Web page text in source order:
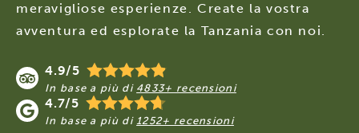
meravigliose esperienze. Create la vostra
avventura ed esplorate la Tanzania con noi.
4.9/5
In base a più di 4833+ recensioni
4.7/5
In base a più di1252+ recensioni